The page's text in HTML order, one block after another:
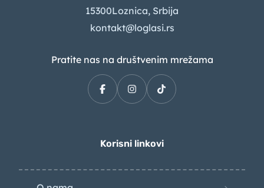
15300Loznica, Srbija
kontakt@loglasi.rs
Pratite nas na društvenim mrežama
Korisni linkovi